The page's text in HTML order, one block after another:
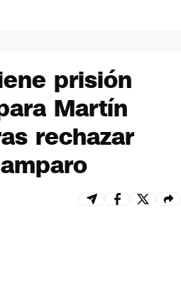
prisión
Martín
rechazar